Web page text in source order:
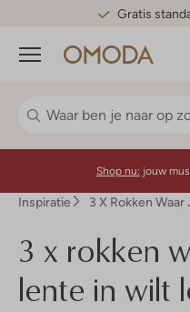
Gratis
Menu
Shop nu: jouw
Inspiratie 3 X Rokken
3 x rokken
lente in wilt